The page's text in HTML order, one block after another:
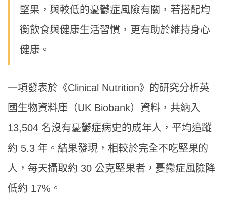
堅果，與較低的憂鬱症風險有關，若搭配均
衡飲食與健康生活習慣，更有助於維持身心
健康。
一項發表於《Clinical Nutrition》的研究分析英
國生物資料庫（UK Biobank）資料，共納入
13,504 名沒有憂鬱症病史的成年人，平均追蹤
約 5.3 年。結果發現，相較於完全不吃堅果的
人，每天攝取約 30 公克堅果者，憂鬱症風險降
低約 17%。